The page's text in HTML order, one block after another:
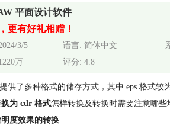
平面设计软件
更有好礼相赠！
3/5 语言: 简体中文
万
评分: 4.8
供了多种格式的储存方式，其中 eps 格式较
换为 cdr 格式怎样转换及转换时需要注意哪些
度效果的转换